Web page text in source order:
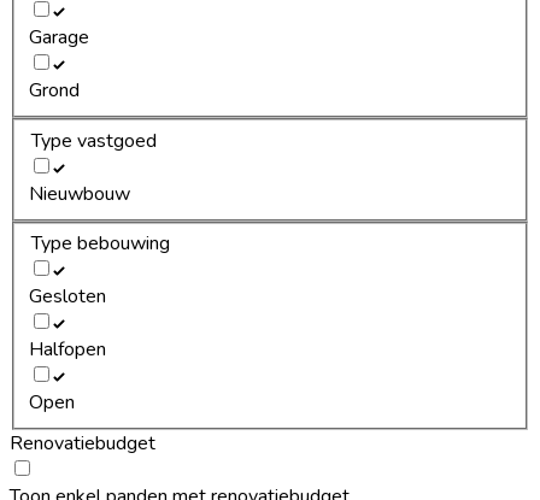
Garage
Grond
Type vastgoed
Nieuwbouw
Type bebouwing
Gesloten
Halfopen
Open
Renovatiebudget